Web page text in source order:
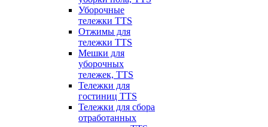
Уборочные
тележки TTS
Отжимы для
тележки TTS
Мешки для
уборочных
тележек, TTS
Тележки для
гостиниц TTS
Тележки для сбора
отработанных